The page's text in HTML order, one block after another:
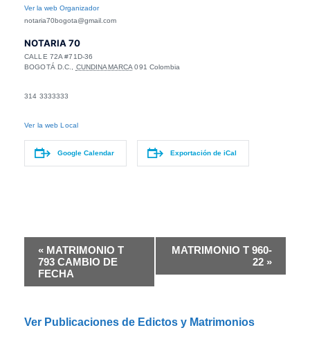
Ver la web Organizador
notaria70bogota@gmail.com
NOTARIA 70
CALLE 72A #71D-36
BOGOTÁ D.C.
CUNDINAMARCA 091 Colombia
314 3333333
Ver la web Local
Google Calendar Exportación de iCal
a
« MATRIMONIO T
793 CAMBIO DE
FECHA
MATRIMONIO T 960-
22 »
Ver Publicaciones de Edictos y Matrimonios